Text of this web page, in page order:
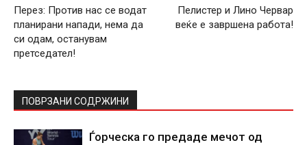
Перез: Против нас се водат
планирани напади, нема да
си одам, останувам
претседател!
Пелистер и Лино Червар
веќе е завршена работа!
ПОВРЗАНИ СОДРЖИНИ
Ѓорческа го предаде мечот од